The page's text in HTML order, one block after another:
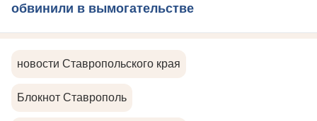
обвинили в вымогательстве
новости Ставропольского края
Блокнот Ставрополь